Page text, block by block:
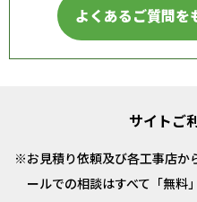
よくあるご質問を
サイトご
お見積り依頼及び各工事店か
ールでの相談はすべて「無料